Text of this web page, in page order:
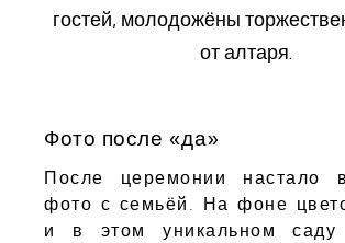
Фото после «да»
После церемонии настало
фото с семьёй. На фоне
и в этом уникальном